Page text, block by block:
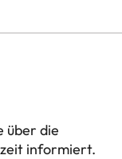
über die
informiert.